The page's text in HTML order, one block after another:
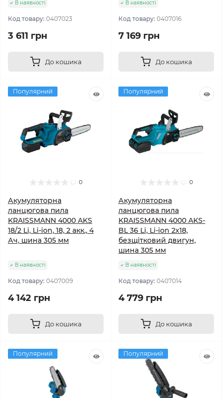
В наявності
Код товару: 0407023
3 611 грн
До кошика
В наявності
Код товару: 0407016
7 169 грн
До кошика
Популярний
0
Акумуляторна
ланцюгова пила
KRAISSMANN 4000 AKS
18/2 Li, Li-ion, 18, 2 акк., 4
Ач, шина 305 мм
В наявності
Код товару: 0407009
4 142 грн
До кошика
Популярний
0
Акумуляторна
ланцюгова пила
KRAISSMANN 4000 AKS-
BL 36 Li, Li-ion 2x18,
безщітковий двигун,
шина 305 мм
В наявності
Код товару: 0407014
4 779 грн
До кошика
Популярний Популярний